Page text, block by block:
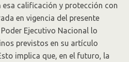
esa calificación y protección con
en vigencia del presente
Ejecutivo Nacional lo
previstos en su artículo
implica que, en el futuro, la